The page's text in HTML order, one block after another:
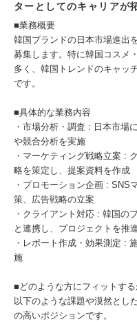
ターとしてのキャリアが
■業務概要
韓国ブランドの日本市場進出
募集します。特に韓国コスメ
多く、韓国トレンドのキャッ
です。
■具体的な業務内容
・市場分析・調査 : 日本市場
や競合分析を実施
・マーケティング戦略立案 :
略を策定し、提案資料を作成
・プロモーション企画 : SNS
策、広告戦略の立案
・クライアント対応 : 韓国の
と連携し、プロジェクトを推
・レポート作成・効果測定 :
施
■どのような方にフィットす
以下のような課題や漠然とし
の高いポジションです。